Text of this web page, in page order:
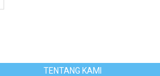
TENTANG KAMI